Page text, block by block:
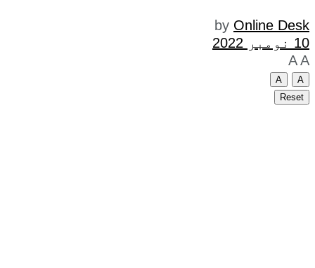
by Online Desk
10 نومبر 2022
A A
A
A
Reset